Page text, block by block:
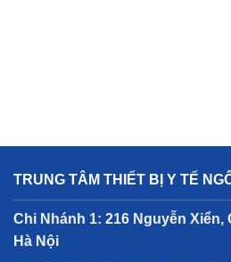
TRUNG TÂM THIẾT BỊ Y TẾ
Chi Nhánh 1: 216 Nguyễn Xiển,
Hà Nội